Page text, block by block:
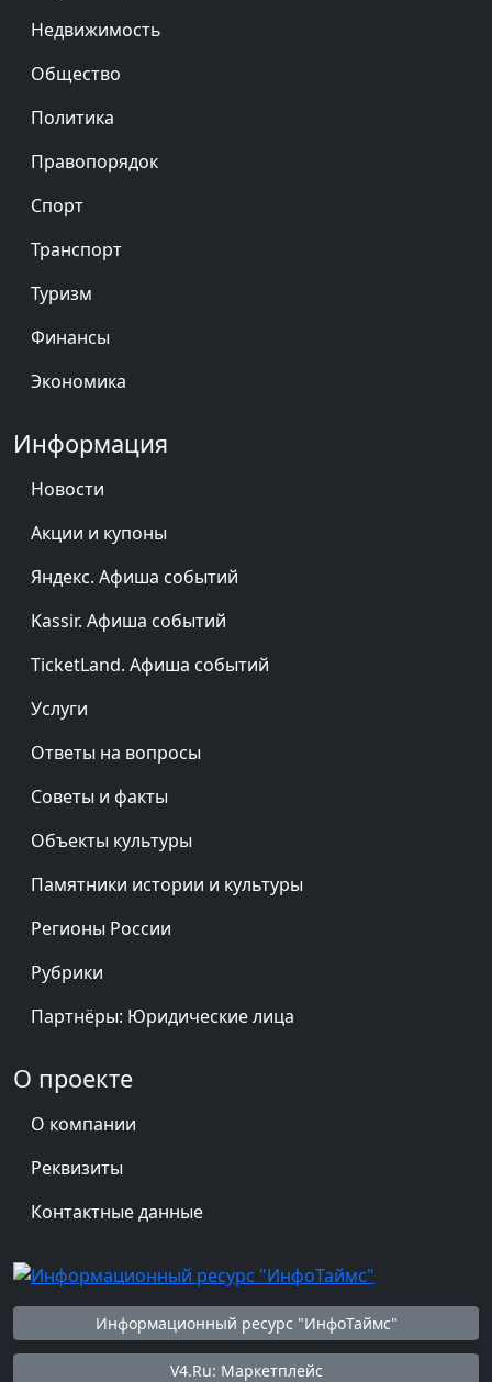
Недвижимость
Общество
Политика
Правопорядок
Спорт
Транспорт
Туризм
Финансы
Экономика
Информация
Новости
Акции и купоны
Яндекс. Афиша событий
Kassir. Афиша событий
TicketLand. Афиша событий
Услуги
Ответы на вопросы
Советы и факты
Объекты культуры
Памятники истории и культуры
Регионы России
Рубрики
Партнёры: Юридические лица
О проекте
О компании
Реквизиты
Контактные данные
Информационный ресурс "ИнфоТаймс"
V4.Ru: Маркетплейс